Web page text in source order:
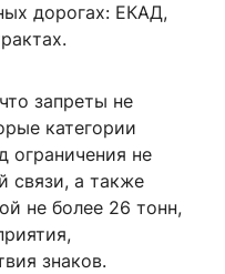
дорогах: ЕКАД,
запреты не
категории
ограничения не
связи, а также
не более 26 тонн,
знаков.